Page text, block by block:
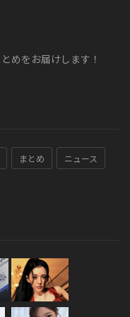
めをお届けします！
まとめ ニュース